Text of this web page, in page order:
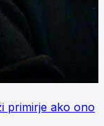
primirje ako ono